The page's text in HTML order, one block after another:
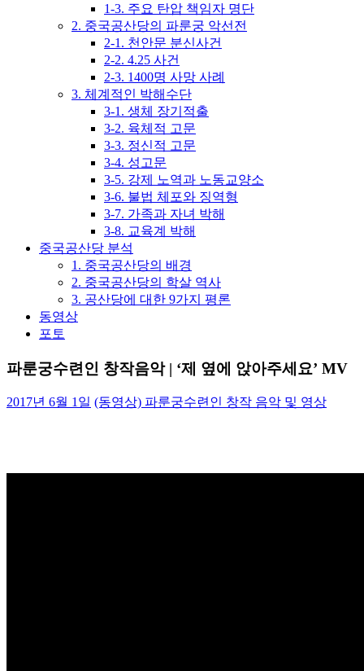
1-3. 주요 탄압 책임자 명단
2. 중국공산당의 파룬궁 악선전
2-1. 천안문 분신사건
2-2. 4.25 사건
2-3. 1400명 사망 사례
3. 체계적인 박해수단
3-1. 생체 장기적출
3-2. 육체적 고문
3-3. 정신적 고문
3-4. 성고문
3-5. 강제 노역과 노동교양소
3-6. 불법 체포와 징역형
3-7. 가족과 자녀 박해
3-8. 교육계 박해
중국공산당 분석
1. 중국공산당의 배경
2. 중국공산당의 학살 역사
3. 공산당에 대한 9가지 평론
동영상
포토
파룬궁수련인 창작음악 | ‘제 옆에 앉아주세요’ MV
2017년 6월 1일 (동영상) 파룬궁수련인 창작 음악 및 영상